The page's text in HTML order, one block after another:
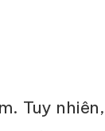
Tuy nhiên,